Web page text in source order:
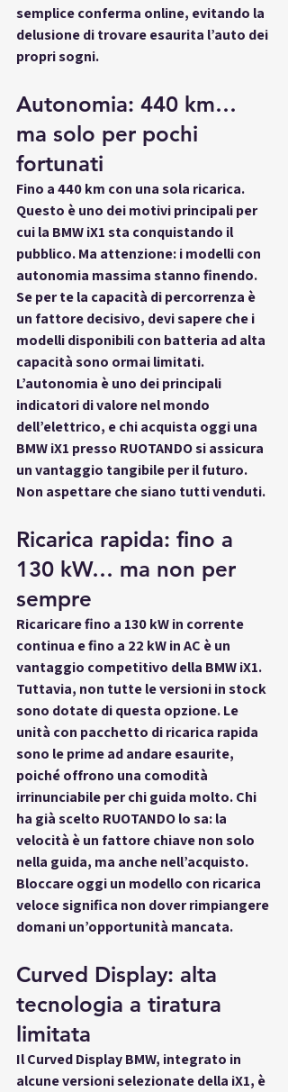
semplice conferma online, evitando la
delusione di trovare esaurita l’auto dei
propri sogni.
Autonomia: 440 km…
ma solo per pochi
fortunati
Fino a 440 km con una sola ricarica.
Questo è uno dei motivi principali per
cui la BMW iX1 sta conquistando il
pubblico. Ma attenzione: i modelli con
autonomia massima stanno finendo.
Se per te la capacità di percorrenza è
un fattore decisivo, devi sapere che i
modelli disponibili con batteria ad alta
capacità sono ormai limitati.
L’autonomia è uno dei principali
indicatori di valore nel mondo
dell’elettrico, e chi acquista oggi una
BMW iX1 presso RUOTANDO si assicura
un vantaggio tangibile per il futuro.
Non aspettare che siano tutti venduti.
Ricarica rapida: fino a
130 kW… ma non per
sempre
Ricaricare fino a 130 kW in corrente
continua e fino a 22 kW in AC è un
vantaggio competitivo della BMW iX1.
Tuttavia, non tutte le versioni in stock
sono dotate di questa opzione. Le
unità con pacchetto di ricarica rapida
sono le prime ad andare esaurite,
poiché offrono una comodità
irrinunciabile per chi guida molto. Chi
ha già scelto RUOTANDO lo sa: la
velocità è un fattore chiave non solo
nella guida, ma anche nell’acquisto.
Bloccare oggi un modello con ricarica
veloce significa non dover rimpiangere
domani un’opportunità mancata.
Curved Display: alta
tecnologia a tiratura
limitata
Il Curved Display BMW, integrato in
alcune versioni selezionate della iX1, è